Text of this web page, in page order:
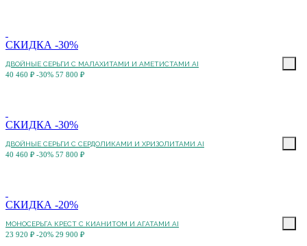
СКИДКА -30%
ДВОЙНЫЕ СЕРЬГИ С МАЛАХИТАМИ И АМЕТИСТАМИ AI
40 460 ₽ -30% 57 800 ₽
СКИДКА -30%
ДВОЙНЫЕ СЕРЬГИ С СЕРДОЛИКАМИ И ХРИЗОЛИТАМИ AI
40 460 ₽ -30% 57 800 ₽
СКИДКА -20%
МОНОСЕРЬГА КРЕСТ С КИАНИТОМ И АГАТАМИ AI
23 920 ₽ -20% 29 900 ₽